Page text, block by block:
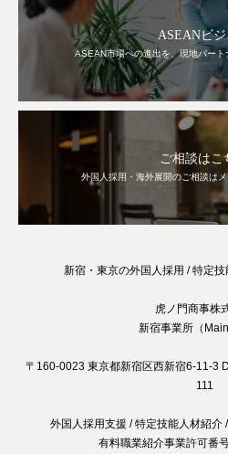
ASEANビジ
ASEAN市場への進出を、現地パー
ご相談はこ
外国人採用・海外展開のご相談は
新宿・東京の外国人採用 / 特定
虎ノ門商事株
新宿事業所（Main
〒160-0023 東京都新宿区西新宿6-11-3
111
外国人採用支援 / 特定技能人材紹介
有料職業紹介事業許可番